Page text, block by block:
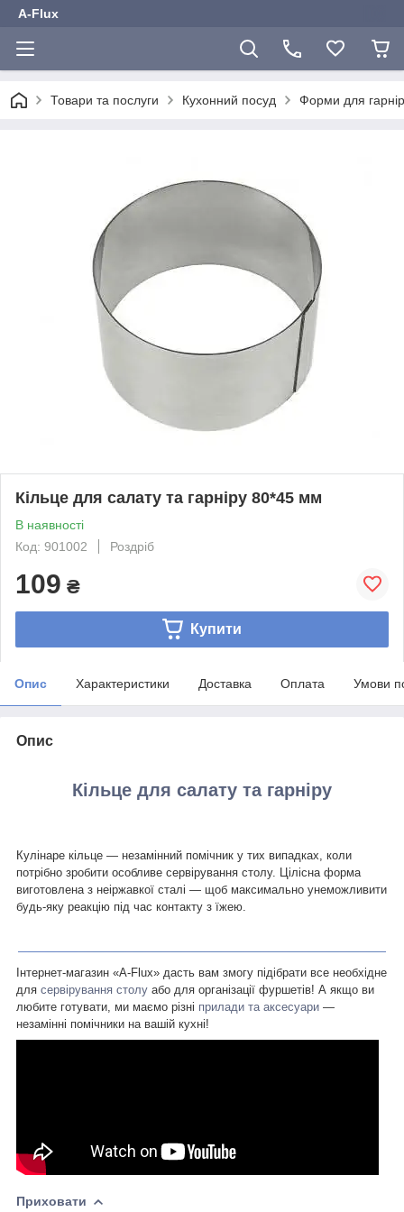
A-Flux
Товари та послуги Кухонний посуд Форми для
Кільце для салату та гарніру 80*45 мм
В наявності
Код: 901002
Роздріб
109 ₴
Купити
Опис Характеристики Доставка Оплата Умови
Опис
Кільце для салату та гарніру
Кулінаре кільце — незамінний помічник у тих випадках, коли
потрібно зробити особливе сервірування столу. Цілісна форма
виготовлена з неіржавкої сталі — щоб максимально унеможливити
будь-яку реакцію під час контакту з їжею.
Інтернет-магазин «A-Flux» дасть вам змогу підібрати все необхідне
для сервірування столу або для організації фуршетів! А якщо ви
любите готувати, ми маємо різні прилади та аксесуари —
незамінні помічники на вашій кухні!
Приховати